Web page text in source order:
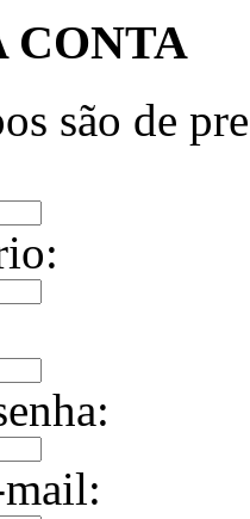
CONTA
são de